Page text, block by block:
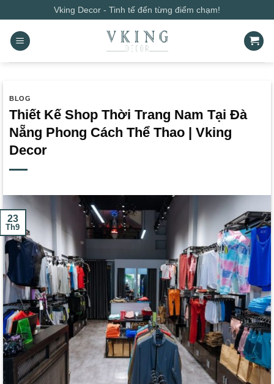
qua
nội
dung
Vking Decor - Tinh tế đến từng điểm chạm!
BLOG
Thiết Kế Shop Thời Trang Nam Tại Đà
Nẵng Phong Cách Thể Thao | Vking
Decor
23
Th9